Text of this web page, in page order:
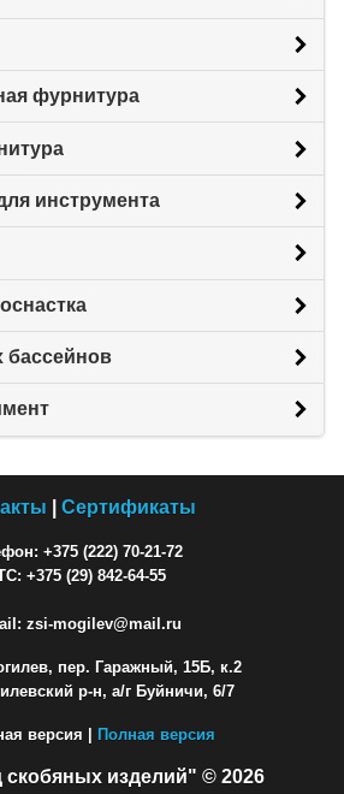
фурнитура
инструмента
бассейнов
Сертификаты
+375 (222) 70-21-72
+375 (29) 842-64-55
zsi-mogilev@mail.ru
пер. Гаражный, 15Б, к.2
р-н, а/г Буйничи, 6/7
версия | Полная версия
изделий" © 2026